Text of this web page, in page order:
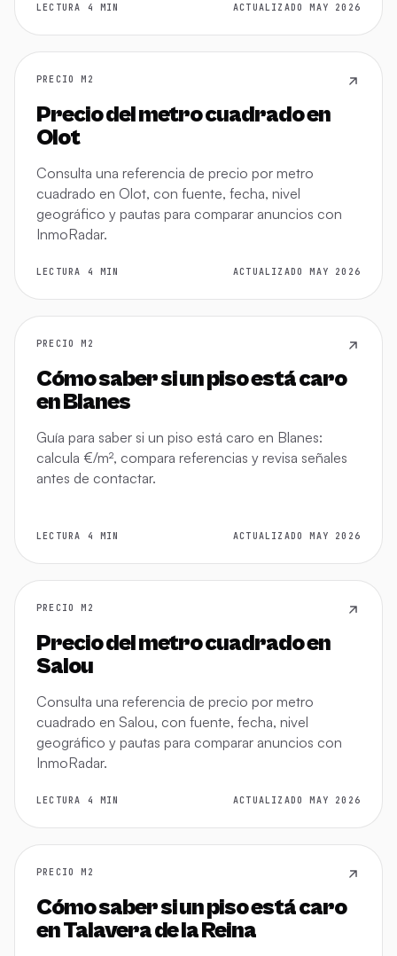
LECTURA 4 MIN ACTUALIZADO MAY 2026
PRECIO M2
Precio del metro cuadrado en
Olot
Consulta una referencia de precio por metro
cuadrado en Olot, con fuente, fecha, nivel
geográfico y pautas para comparar anuncios con
InmoRadar.
LECTURA 4 MIN ACTUALIZADO MAY 2026
PRECIO M2
Cómo saber si un piso está caro
en Blanes
Guía para saber si un piso está caro en Blanes:
calcula €/m², compara referencias y revisa señales
antes de contactar.
LECTURA 4 MIN ACTUALIZADO MAY 2026
PRECIO M2
Precio del metro cuadrado en
Salou
Consulta una referencia de precio por metro
cuadrado en Salou, con fuente, fecha, nivel
geográfico y pautas para comparar anuncios con
InmoRadar.
LECTURA 4 MIN ACTUALIZADO MAY 2026
PRECIO M2
Cómo saber si un piso está caro
en Talavera de la Reina